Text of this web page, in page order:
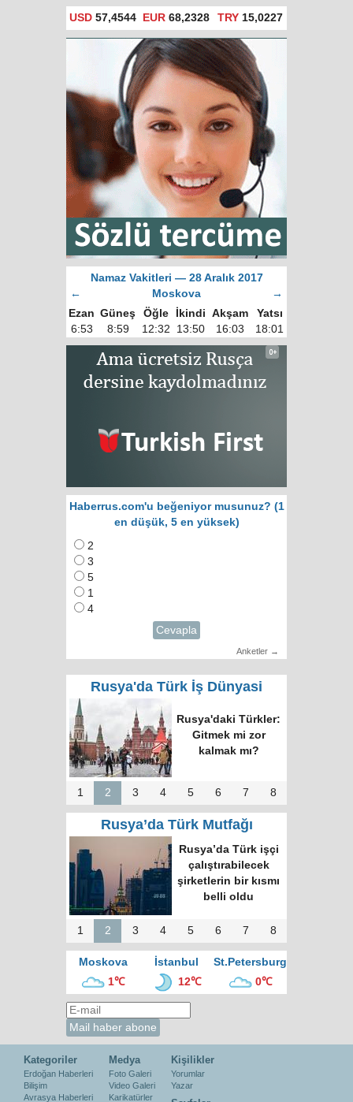
USD 57,4544 EUR 68,2328 TRY15,0227
Namaz Vakitleri — 28 Aralık 2017
←
Moskova
→
Ezan Güneş Öğle İkindi Akşam
Yatsı
6:53
8:59 12:32 13:50 16:03 18:01
Haberrus.com'u beğeniyor musunuz? (1
en düşük, 5 en yüksek)
2
3
5
1
4
Cevapla
Anketler →
Rusya'da Türk İş Dünyasi
Rusya'daki Türkler:
Gitmek mi zor
kalmak mı?
1 2 3 4 5 6 7 8
Rusya’da Türk Mutfağı
Rusya’da Türk işçi
çalıştırabilecek
şirketlerin bir kısmı
belli oldu
1 2 3 4 5 6 7 8
Moskova İstanbul
St.Petersburg
1℃
12℃ 0℃
Kategoriler
Erdoğan Haberleri
Bilişim
Avrasya Haberleri
Medya
Foto Galeri
Video Galeri
Karikatürler
Kişilikler
Yorumlar
Yazar